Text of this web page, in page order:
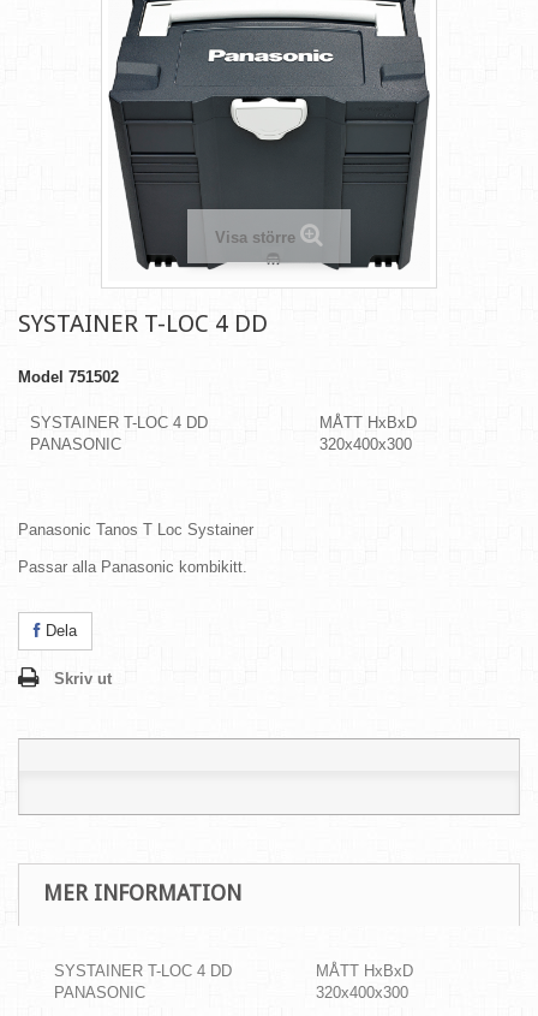
Visa större
SYSTAINER T-LOC 4 DD
Model 751502
SYSTAINER T-LOC 4 DD
PANASONIC
MÅTT HxBxD
320x400x300
Panasonic Tanos T Loc Systainer
Passar a lla Panasonic kombikitt.
Dela
Skriv ut
MER INFORMATION
SYSTAINER T-LOC 4 DD
PANASONIC
MÅTT HxBxD
320x400x300